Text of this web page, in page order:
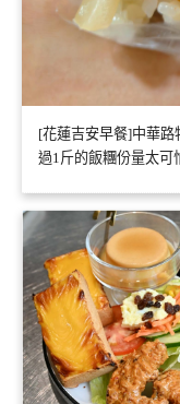
[花蓮吉安早餐]中華路
過1斤的飯糰份量太可